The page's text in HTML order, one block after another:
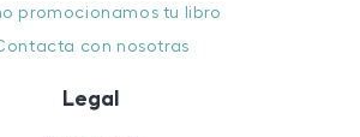
promocionamos tu libro
con nosotras
Legal